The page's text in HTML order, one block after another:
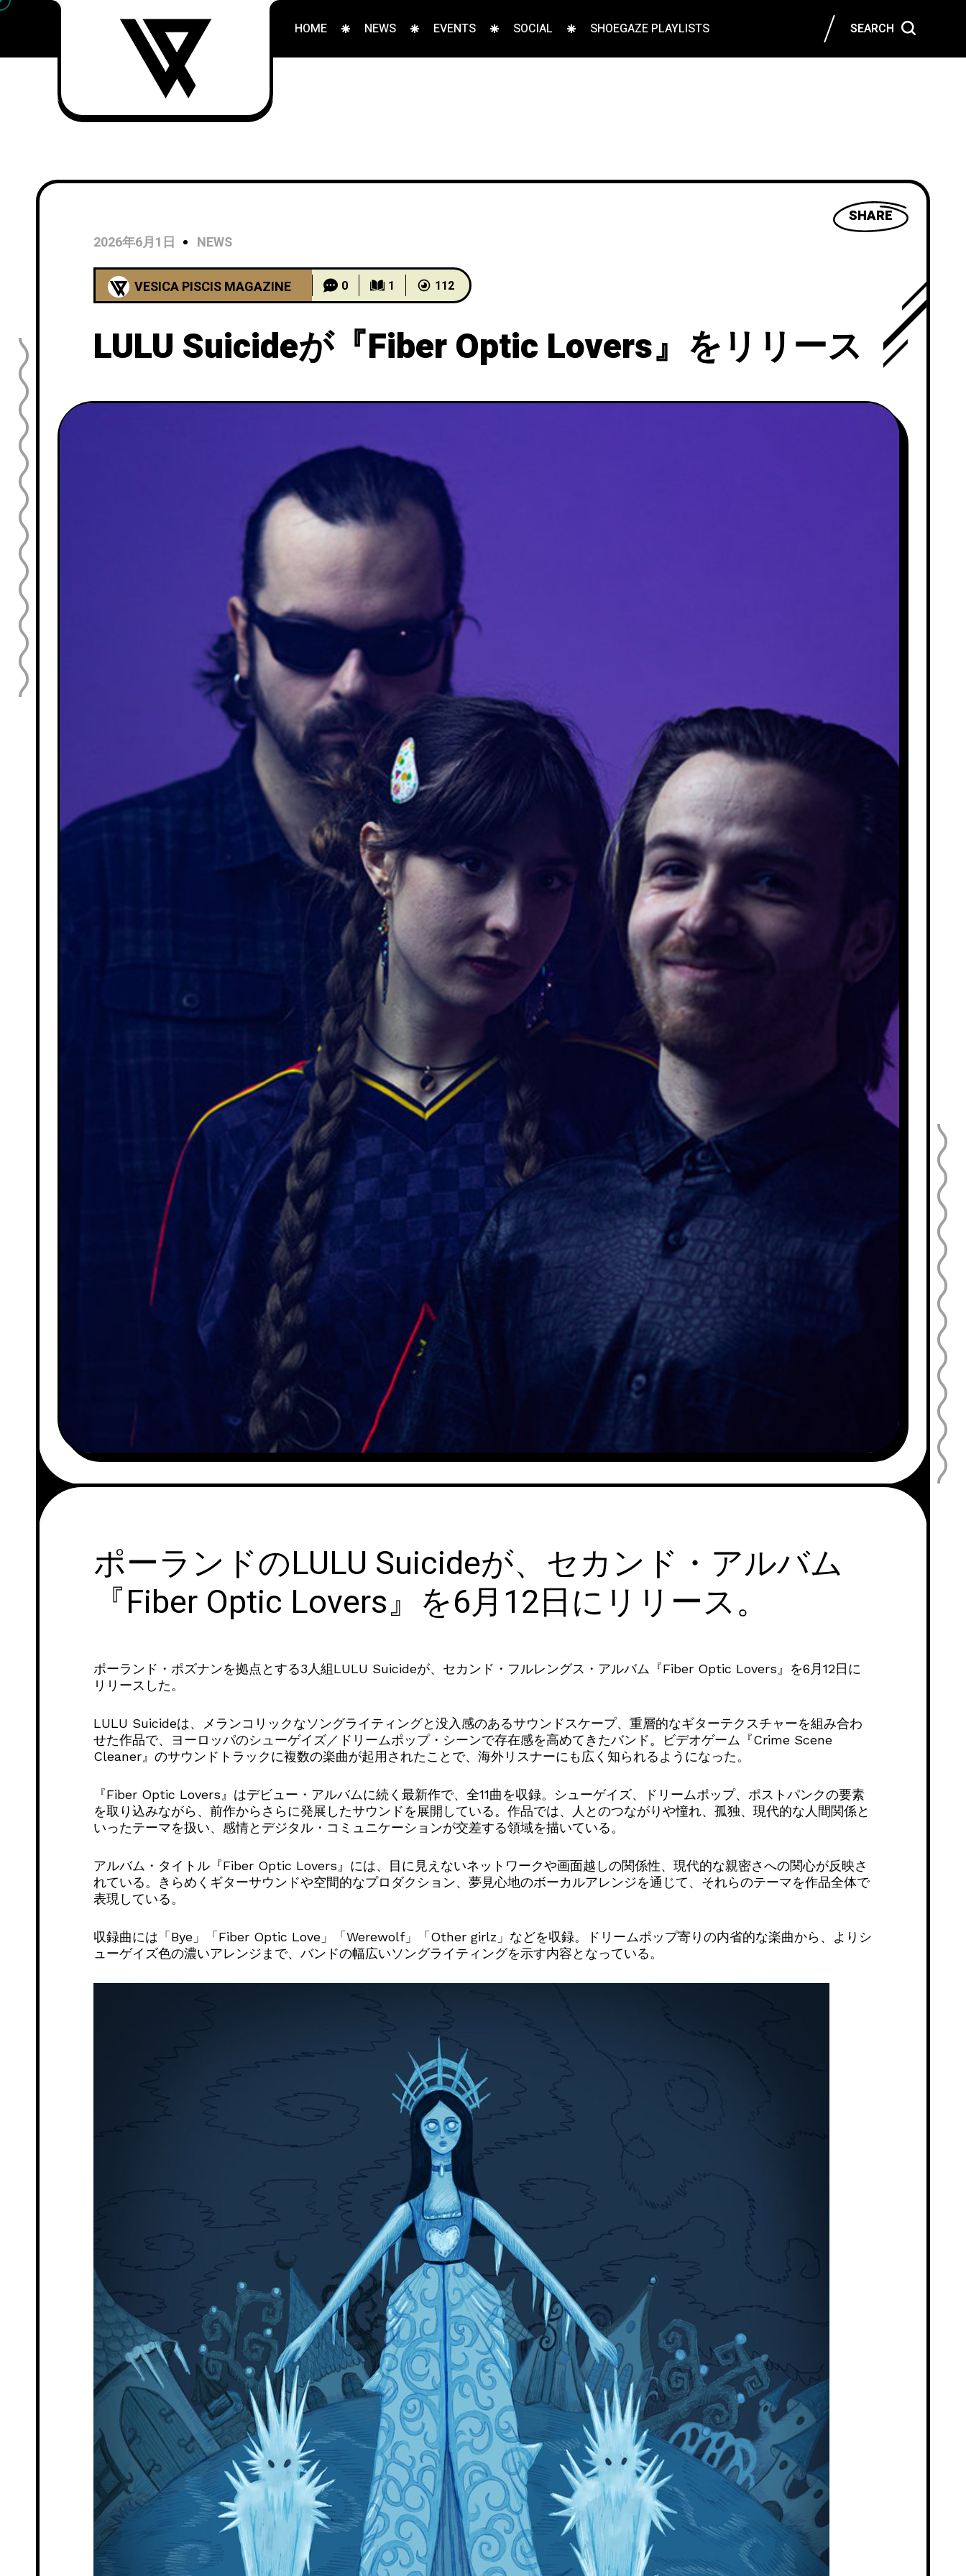
HOME NEWS EVENTS SOCIAL SHOEGAZE PLAYLISTS SEARCH
SHARE
2026年6月1日
NEWS
VESICA PISCIS MAGAZINE 0 1 112
LULU Suicideが『Fiber Optic Lovers』をリリース
ポーランドのLULU Suicideが、セカンド・アルバム
『Fiber Optic Lovers』を6月12日にリリース。
ポーランド・ポズナンを拠点とする3人組LULU Suicideが、セカンド・フルレングス・アルバム『Fiber Optic Lovers』を6月12日に
リリースした。
LULU Suicideは、メランコリックなソングライティングと没入感のあるサウンドスケープ、重層的なギターテクスチャーを組み合わ
せた作品で、ヨーロッパのシューゲイズ／ドリームポップ・シーンで存在感を高めてきたバンド。ビデオゲーム『Crime Scene
Cleaner』のサウンドトラックに複数の楽曲が起用されたことで、海外リスナーにも広く知られるようになった。
『Fiber Optic Lovers』はデビュー・アルバムに続く最新作で、全11曲を収録。シューゲイズ、ドリームポップ、ポストパンクの要素
を取り込みながら、前作からさらに発展したサウンドを展開している。作品では、人とのつながりや憧れ、孤独、現代的な人間関係と
いったテーマを扱い、感情とデジタル・コミュニケーションが交差する領域を描いている。
アルバム・タイトル『Fiber Optic Lovers』には、目に見えないネットワークや画面越しの関係性、現代的な親密さへの関心が反映さ
れている。きらめくギターサウンドや空間的なプロダクション、夢見心地のボーカルアレンジを通じて、それらのテーマを作品全体で
表現している。
収録曲には「Bye」「Fiber Optic Love」「Werewolf」「Other girlz」などを収録。ドリームポップ寄りの内省的な楽曲から、よりシ
ューゲイズ色の濃いアレンジまで、バンドの幅広いソングライティングを示す内容となっている。